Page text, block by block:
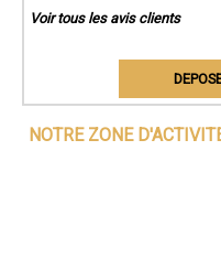
Voir tous les avis clients
NOTRE ZONE